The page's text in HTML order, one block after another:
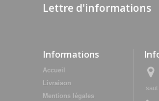
Lettre d'informations
Informations
Accueil
Livraison
Mentions légales